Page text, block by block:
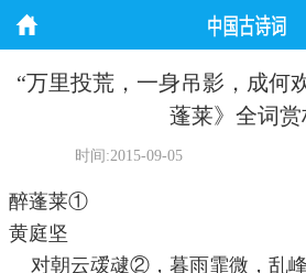
“万里投荒，一身吊影，成何
蓬莱》全词赏
时间:2015-09-05
醉蓬莱①
黄庭坚
对朝云叆叇②，暮雨霏微，乱